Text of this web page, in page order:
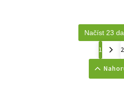
Načíst 23
1
2